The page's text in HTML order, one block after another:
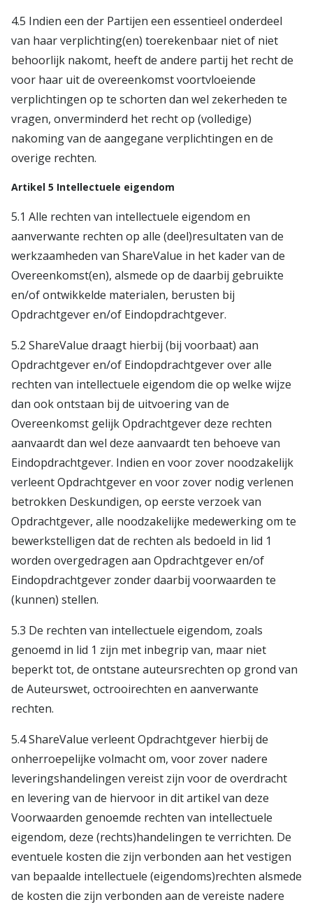
4.5 Indien een der Partijen een essentieel onderdeel
van haar verplichting(en) toerekenbaar niet of niet
behoorlijk nakomt, heeft de andere partij het recht de
voor haar uit de overeenkomst voortvloeiende
verplichtingen op te schorten dan wel zekerheden te
vragen, onverminderd het recht op (volledige)
nakoming van de aangegane verplichtingen en de
overige rechten.
Artikel 5 Intellectuele eigendom
5.1 Alle rechten van intellectuele eigendom en
aanverwante rechten op alle (deel)resultaten van de
werkzaamheden van ShareValue in het kader van de
Overeenkomst(en), alsmede op de daarbij gebruikte
en/of ontwikkelde materialen, berusten bij
Opdrachtgever en/of Eindopdrachtgever.
5.2 ShareValue draagt hierbij (bij voorbaat) aan
Opdrachtgever en/of Eindopdrachtgever over alle
rechten van intellectuele eigendom die op welke wijze
dan ook ontstaan bij de uitvoering van de
Overeenkomst gelijk Opdrachtgever deze rechten
aanvaardt dan wel deze aanvaardt ten behoeve van
Eindopdrachtgever. Indien en voor zover noodzakelijk
verleent Opdrachtgever en voor zover nodig verlenen
betrokken Deskundigen, op eerste verzoek van
Opdrachtgever, alle noodzakelijke medewerking om te
bewerkstelligen dat de rechten als bedoeld in lid 1
worden overgedragen aan Opdrachtgever en/of
Eindopdrachtgever zonder daarbij voorwaarden te
(kunnen) stellen.
5.3 De rechten van intellectuele eigendom, zoals
genoemd in lid 1 zijn met inbegrip van, maar niet
beperkt tot, de ontstane auteursrechten op grond van
de Auteurswet, octrooirechten en aanverwante
rechten.
5.4 ShareValue verleent Opdrachtgever hierbij de
onherroepelijke volmacht om, voor zover nadere
leveringshandelingen vereist zijn voor de overdracht
en levering van de hiervoor in dit artikel van deze
Voorwaarden genoemde rechten van intellectuele
eigendom, deze (rechts)handelingen te verrichten. De
eventuele kosten die zijn verbonden aan het vestigen
van bepaalde intellectuele (eigendoms)rechten alsmede
de kosten die zijn verbonden aan de vereiste nadere